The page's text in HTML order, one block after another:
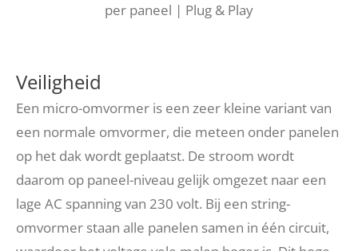
per paneel | Plug & Play
Veiligheid
Een micro-omvormer is een zeer kleine variant van
een normale omvormer, die meteen onder panelen
op het dak wordt geplaatst. De stroom wordt
daarom op paneel-niveau gelijk omgezet naar een
lage AC spanning van 230 volt. Bij een string-
omvormer staan alle panelen samen in één circuit,